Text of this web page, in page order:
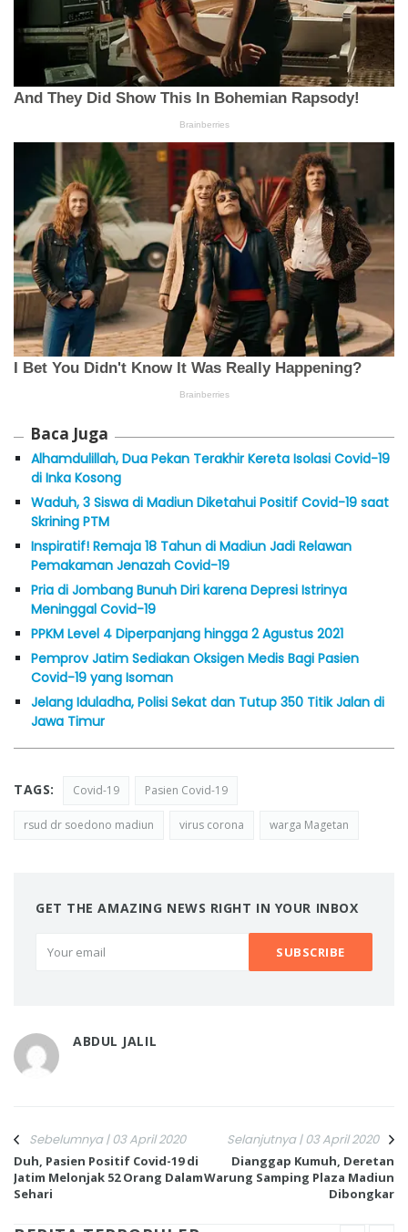
Baca Juga
Alhamdulillah, Dua Pekan Terakhir Kereta Isolasi Covid-19
di Inka Kosong
Waduh, 3 Siswa di Madiun Diketahui Positif Covid-19 saat
Skrining PTM
Inspiratif! Remaja 18 Tahun di Madiun Jadi Relawan
Pemakaman Jenazah Covid-19
Pria di Jombang Bunuh Diri karena Depresi Istrinya
Meninggal Covid-19
PPKM Level 4 Diperpanjang hingga 2 Agustus 2021
Pemprov Jatim Sediakan Oksigen Medis Bagi Pasien
Covid-19 yang Isoman
Jelang Iduladha, Polisi Sekat dan Tutup 350 Titik Jalan di
Jawa Timur
TAGS: Covid-19 Pasien Covid-19
rsud dr soedono madiun virus corona warga Magetan
GET THE AMAZING NEWS RIGHT IN YOUR INBOX
ABDUL JALIL
Sebelumnya | 03 April 2020
Duh, Pasien Positif Covid-19 di
Jatim Melonjak 52 Orang Dalam
Sehari
Selanjutnya | 03 April 2020
Dianggap Kumuh, Deretan
Warung Samping Plaza Madiun
Dibongkar